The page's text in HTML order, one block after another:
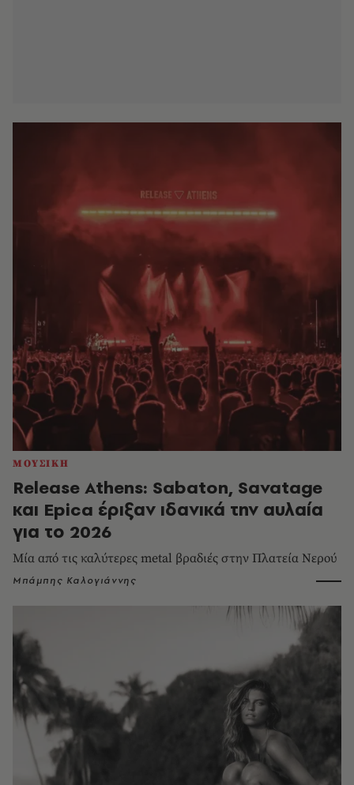
ΜΟΥΣΙΚΗ
Release Athens: Sabaton, Savatage
και Epica έριξαν ιδανικά την αυλαία
για το 2026
Μία από τις καλύτερες metal βραδιές στην Πλατεία Νερού
Μπάμπης Καλογιάννης